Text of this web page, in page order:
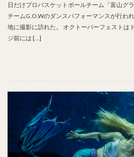
日だけプロバスケットボールチーム「富山グ
チームG.O.Wのダンスパフォーマンスが行わ
地に撮影に訪れた。 オクトーバーフェストは
ジ前には […]